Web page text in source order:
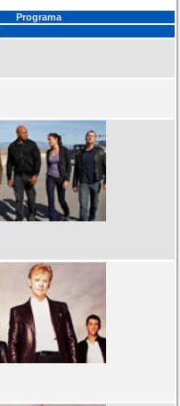
Programa